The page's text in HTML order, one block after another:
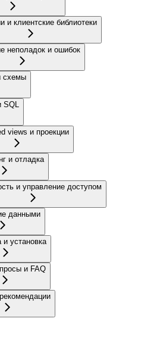
и клиентские библиотеки
неполадок и ошибок
схемы
views и проекции
и отладка
и управление доступом
данными
и установка
и FAQ